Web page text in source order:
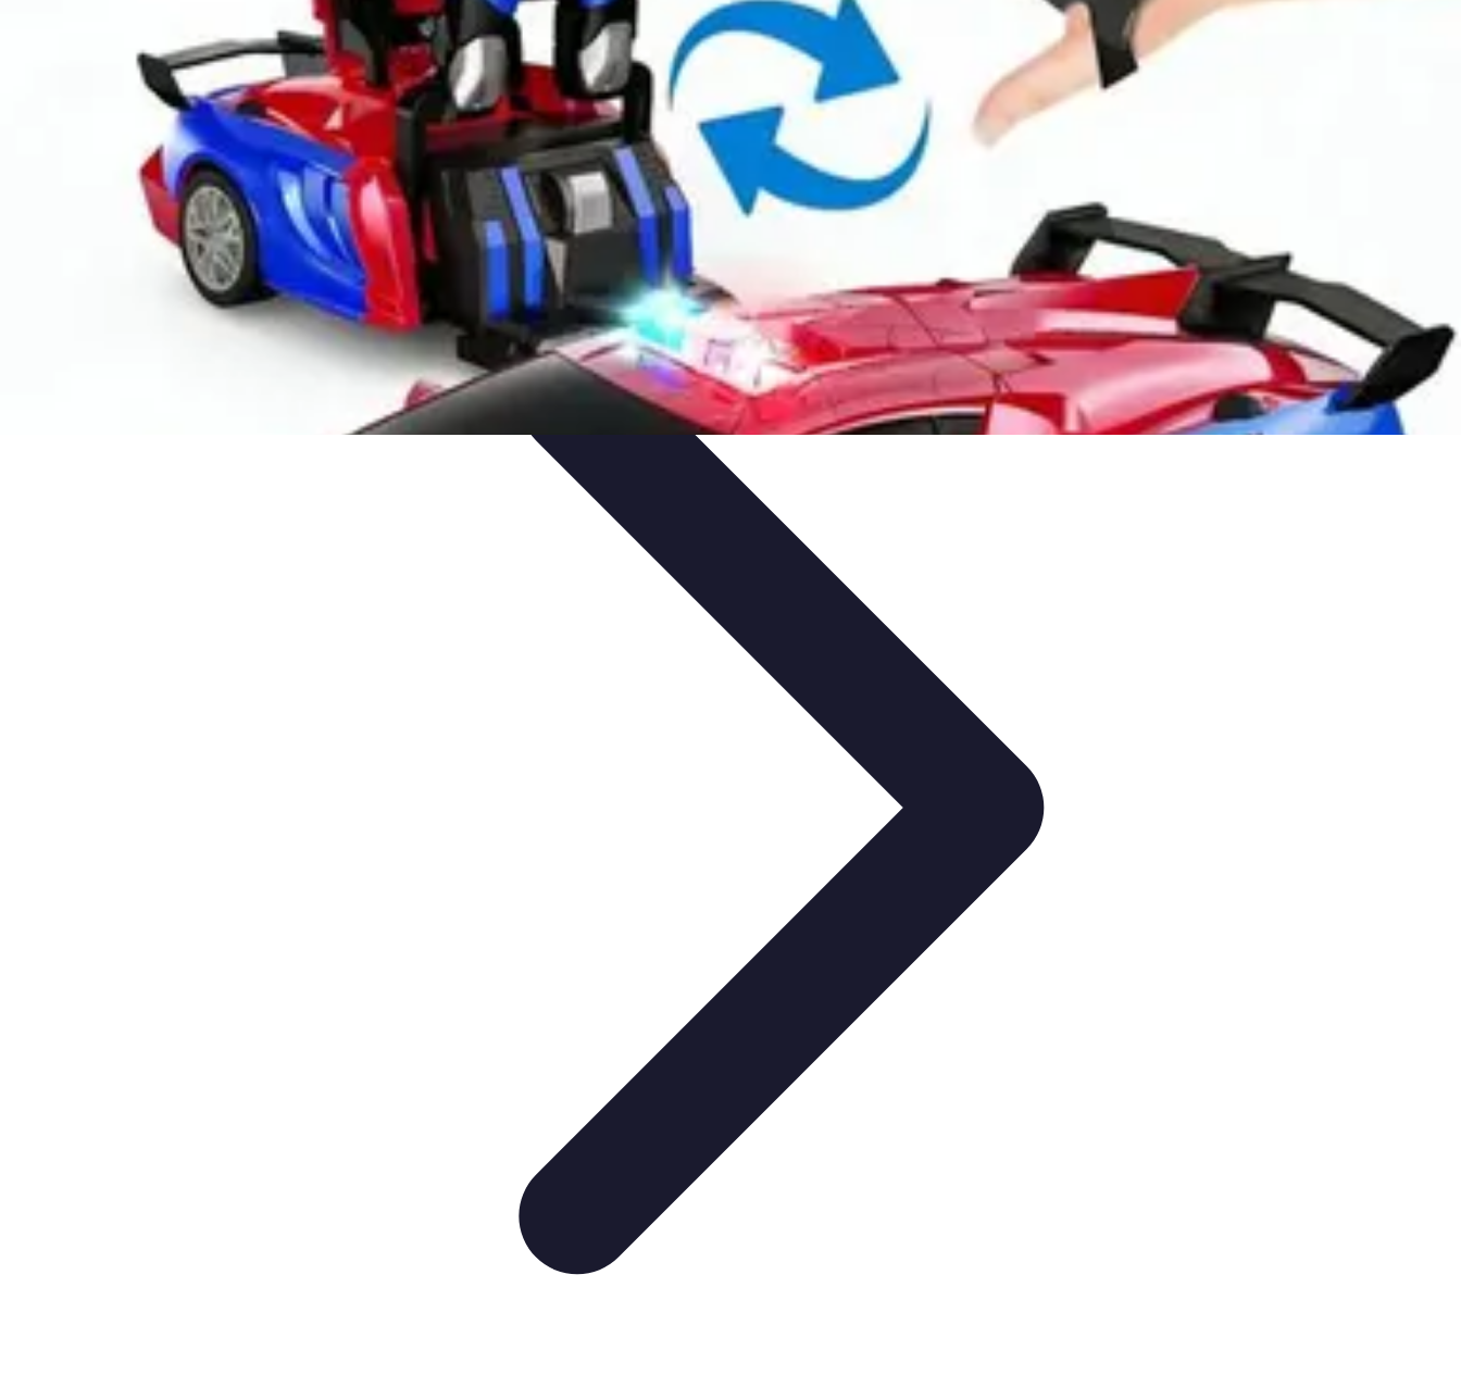
Relations amoureusesSymbolique et Rituels Tendances Psychologie de l'Amour
Amour et Cœurs